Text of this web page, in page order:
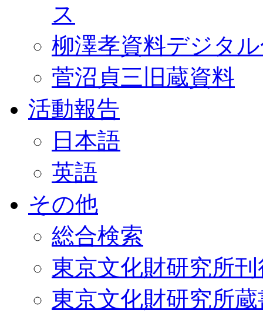
ス
柳澤孝資料デジタ
菅沼貞三旧蔵資料
活動報告
日本語
英語
その他
総合検索
東京文化財研究所
東京文化財研究所